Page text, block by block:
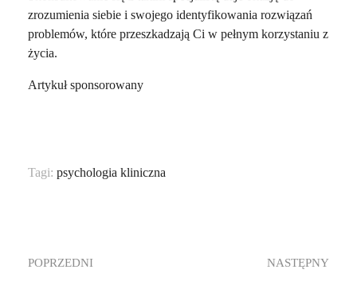
zrozumienia siebie i swojego identyfikowania rozwiązań
problemów, które przeszkadzają Ci w pełnym korzystaniu z
życia.
Artykuł sponsorowany
Tagi: psychologia kliniczna
POPRZEDNI NASTĘPNY